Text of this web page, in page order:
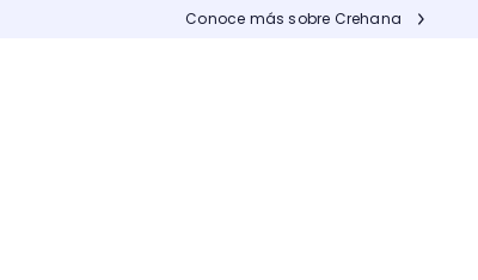
Conoce más sobre Crehana